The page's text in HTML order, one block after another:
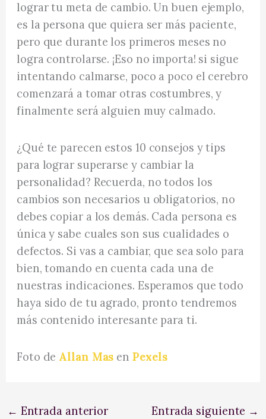
lograr tu meta de cambio. Un buen ejemplo,
es la persona que quiera ser más paciente,
pero que durante los primeros meses no
logra controlarse. ¡Eso no importa! si sigue
intentando calmarse, poco a poco el cerebro
comenzará a tomar otras costumbres, y
finalmente será alguien muy calmado.
¿Qué te parecen estos 10 consejos y tips
para lograr superarse y cambiar la
personalidad? Recuerda, no todos los
cambios son necesarios u obligatorios, no
debes copiar a los demás. Cada persona es
única y sabe cuales son sus cualidades o
defectos. Si vas a cambiar, que sea solo para
bien, tomando en cuenta cada una de
nuestras indicaciones. Esperamos que todo
haya sido de tu agrado, pronto tendremos
más contenido interesante para ti.
Foto de Allan Mas en Pexels
← Entrada anterior Entrada siguiente →